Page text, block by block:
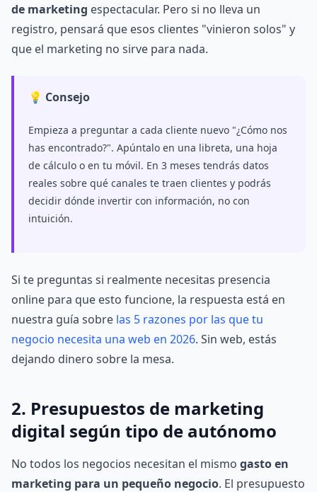
de marketing espectacular. Pero si no lleva un
registro, pensará que esos clientes "vinieron solos" y
que el marketing no sirve para nada.
💡 Consejo
Empieza a preguntar a cada cliente nuevo "¿Cómo nos
has encontrado?". Apúntalo en una libreta, una hoja
de cálculo o en tu móvil. En 3 meses tendrás datos
reales sobre qué canales te traen clientes y podrás
decidir dónde invertir con información, no con
intuición.
Si te preguntas si realmente necesitas presencia
online para que esto funcione, la respuesta está en
nuestra guía sobre las 5 razones por las que tu
negocio necesita una web en 2026. Sin web, estás
dejando dinero sobre la mesa.
2. Presupuestos de marketing
digital según tipo de autónomo
No todos los negocios necesitan el mismo gasto en
marketing para un pequeño negocio. El presupuesto